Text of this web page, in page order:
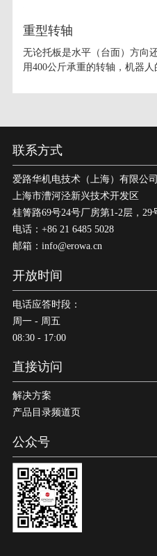
重型转轴
无论托板是水平（台面）方向
用400公斤承重的转轴，机器人
联系方式
爱路华机电技术（上海）有限公司
上海市漕河泾新兴技术开发区
桂箐路69号24号厂房第1-2层，29
电话：+86 21 6485 5028
邮箱：info@erowa.cn
开放时间
电话应答时段：
周一 - 周五
08:30 - 17:00
直接访问
解决方案
产品目录频道页
公众号